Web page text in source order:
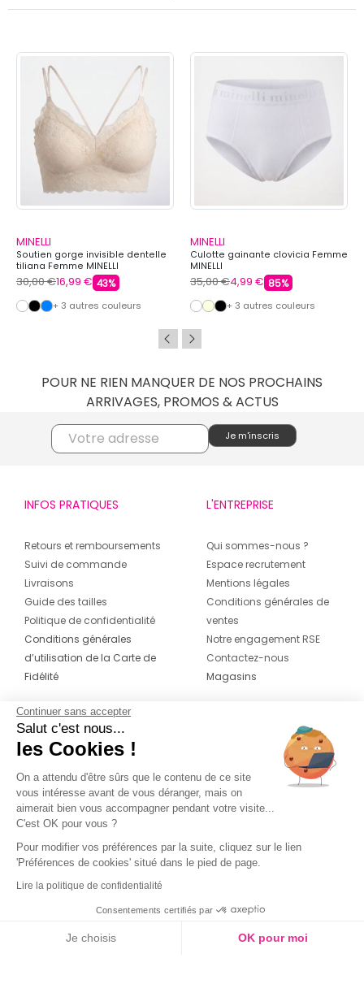
MINELLI
Soutien gorge invisible dentelle
tiliana Femme MINELLI
30,00 €16,99 € 43%
+ 3 autres couleurs
MINELLI
Culotte gainante clovicia Femme
MINELLI
35,00 €4,99 € 85%
+ 3 autres couleurs
POUR NE RIEN MANQUER DE NOS PROCHAINS
ARRIVAGES, PROMOS & ACTUS
INFOS PRATIQUES
Retours et remboursements
Suivi de commande
Livraisons
Guide des tailles
Politique de confidentialité
Conditions générales
d’utilisation de la Carte de
Fidélité
L'ENTREPRISE
Qui sommes-nous ?
Espace recrutement
Mentions légales
Conditions générales de
ventes
Notre engagement RSE
Contactez-nous
Magasins
CONTACT
04 42 20 78 42
Du lundi au jeudi de 8h30 à 16h30 & le
vendredi de 8h30 à 15h30
Continuer sans accepter
Salut c'est nous...
les Cookies !
On a attendu d'être sûrs que le contenu de ce site
vous intéresse avant de vous déranger, mais on
aimerait bien vous accompagner pendant votre visite...
C'est OK pour vous ?
Pour modifier vos préférences par la suite, cliquez sur le lien
'Préférences de cookies' situé dans le pied de page.
Lire la politique de confidentialité
Consentements certifiés par
Je choisis OK pour moi